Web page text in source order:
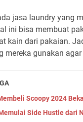
jasa laundry yang
ini bisa membuat
kain dari pakaian.
mereka gunakan
Scoopy 2024
Side Hustle dari